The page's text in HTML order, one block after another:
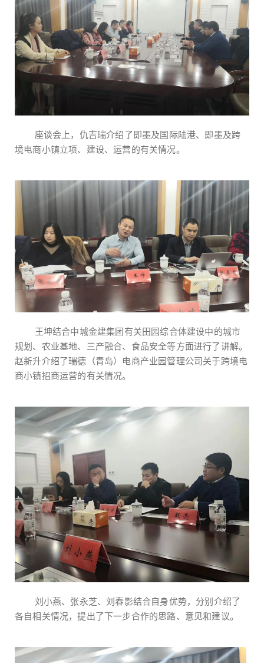
座谈会上，仇吉瑞介绍了即墨及国际陆港、即墨及跨
境电商小镇立项、建设、运营的有关情况。
王坤结合中城金建集团有关田园综合体建设中的城市
规划、农业基地、三产融合、食品安全等方面进行了讲解。
赵新升介绍了瑞德（青岛）电商产业园管理公司关于跨境电
商小镇招商运营的有关情况。
刘小燕、张永芝、刘春影结合自身优势，分别介绍了
各自相关情况，提出了下一步合作的思路、意见和建议。